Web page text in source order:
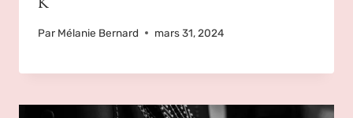
Par Mélanie Bernard mars 31, 2024